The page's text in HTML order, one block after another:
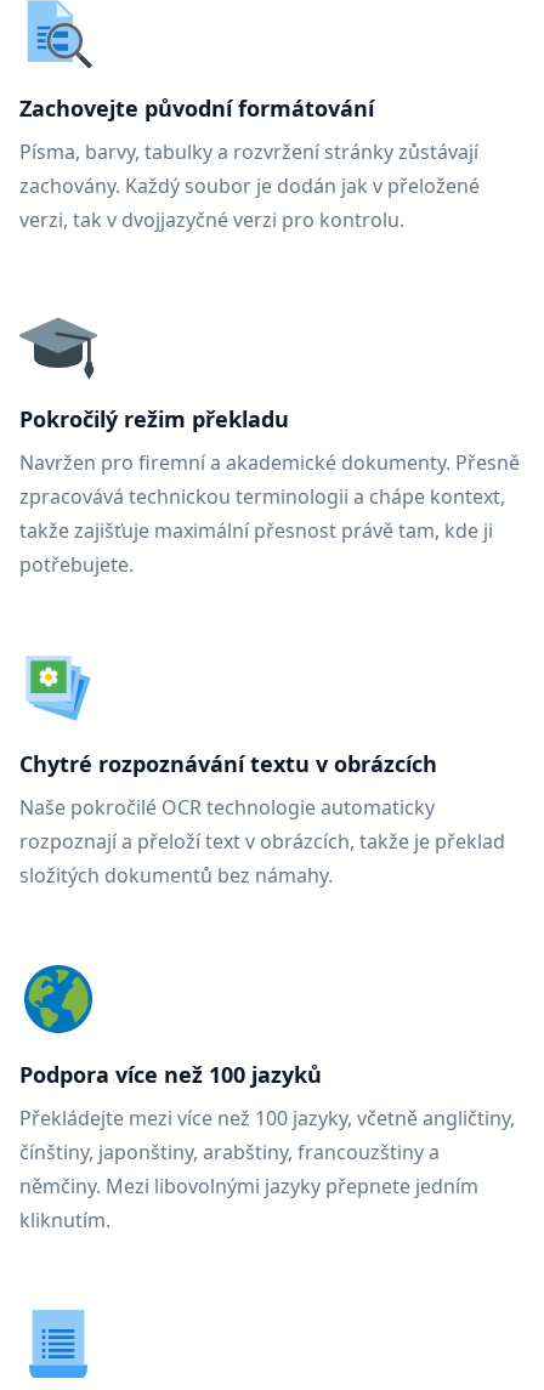
Zachovejte původní formátování
Písma, barvy, tabulky a rozvržení stránky zůstávají
zachovány. Každý soubor je dodán jak v přeložené
verzi, tak v dvojjazyčné verzi pro kontrolu.
Pokročilý režim překladu
Navržen pro firemní a akademické dokumenty. Přesně
zpracovává technickou terminologii a chápe kontext,
takže zajišťuje maximální přesnost právě tam, kde ji
potřebujete.
Chytré rozpoznávání textu v obrázcích
Naše pokročilé OCR technologie automaticky
rozpoznají a přeloží text v obrázcích, takže je překlad
složitých dokumentů bez námahy.
Podpora více než 100 jazyků
Překládejte mezi více než 100 jazyky, včetně angličtiny,
čínštiny, japonštiny, arabštiny, francouzštiny a
němčiny. Mezi libovolnými jazyky přepnete jedním
kliknutím.